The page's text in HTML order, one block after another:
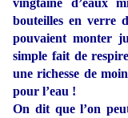
bouteilles en verre
pouvaient monter
simple fait de
une richesse de
pour l’eau !
On dit que l’on